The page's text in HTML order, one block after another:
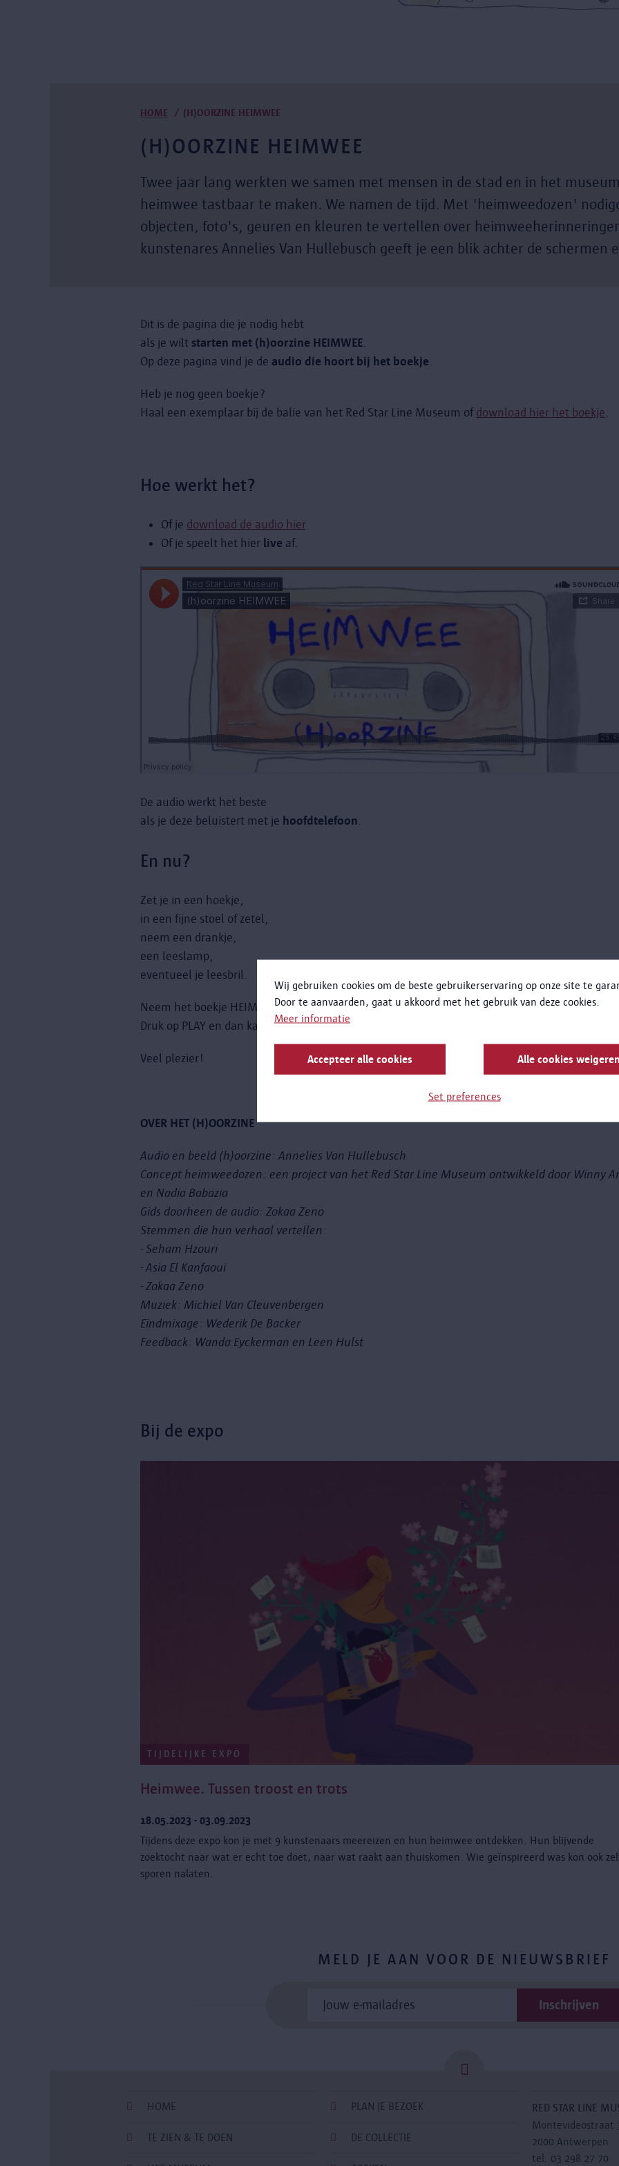
Wij gebruiken cookies om de beste gebruikerservaring op onze site te
Door te aanvaarden, gaat u akkoord met het gebruik van deze cookies.
Meer informatie
Accepteer alle cookies Alle cookies weigeren
Set preferences
Kruimelpad
HOME (H)OORZINE HEIMWEE
(H)OORZINE HEIMWEE
Twee jaar lang werkten we samen met mensen in de stad en in het
heimwee tastbaar te maken. We namen de tijd. Met 'heimweedozen'
objecten, foto's, geuren en kleuren te vertellen over
kunstenares Annelies Van Hullebusch geeft je een blik achter de schermen
Dit is de pagina die je nodig hebt
als je wilt starten met (h)oorzine HEIMWEE.
Op deze pagina vind je de audio die hoort bij het boekje.
Heb je nog geen boekje?
Haal een exemplaar bij de balie van het Red Star Line Museum of download hier het boekje.
Hoe werkt het?
Of je download de audio hier.
Of je speelt het hier live af.
De audio werkt het beste
als je deze beluistert met je hoofdtelefoon.
En nu?
Zet je in een hoekje,
in een fijne stoel of zetel,
neem een drankje,
een leeslamp,
eventueel je leesbril.
Neem het boekje HEIMWEE in de hand.
Druk op PLAY en dan kan je beginnen.
Veel plezier!
OVER HET (H)OORZINE
Audio en beeld (h)oorzine: Annelies Van Hullebusch
Concept heimweedozen: een project van het Red Star Line Museum ontwikkeld door Winny
en Nadia Babazia
Gids doorheen de audio: Zokaa Zeno
Stemmen die hun verhaal vertellen:
- Seham Hzouri
- Asia El Kanfaoui
- Zokaa Zeno
Muziek: Michiel Van Cleuvenbergen
Eindmixage: Wederik De Backer
Feedback: Wanda Eyckerman en Leen Hulst
Bij de expo
TIJDELIJKE EXPO
Heimwee. Tussen troost en trots
18.05.2023 - 03.09.2023
Tijdens deze expo kon je met 9 kunstenaars meereizen en hun heimwee ontdekken. Hun blijvende
zoektocht naar wat er echt toe doet, naar wat raakt aan thuiskomen. Wie geïnspireerd was kon ook
sporen nalaten.
MELD JE AAN VOOR DE NIEUWSBRIEF
HOME PLAN JE BEZOEK
TE ZIEN & TE DOEN DE COLLECTIE
RED STAR LINE
Montevideostraat
2000 Antwerpen
tel. 03 298 27 70